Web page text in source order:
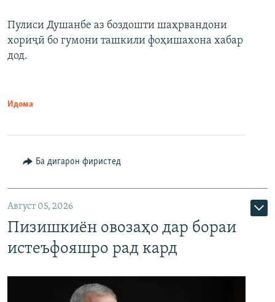
Пулиси Душанбе аз боздошти шаҳрвандони
хориҷӣ бо гумони ташкили фоҳишахона хабар
дод.
Идома
Ба дигарон фиристед
Август 05, 2026
Пизишкиён овозаҳо дар бораи
истеъфояшро рад кард